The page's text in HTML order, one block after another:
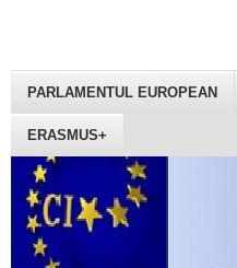
PARLAMENTUL EUROPEAN
ERASMUS+